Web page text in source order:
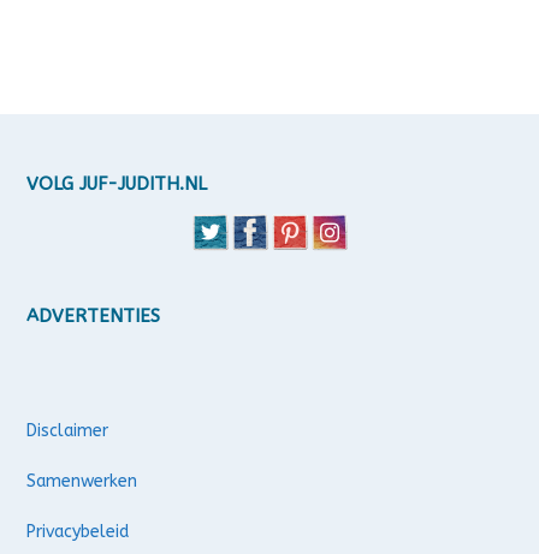
VOLG JUF-JUDITH.NL
ADVERTENTIES
Disclaimer
Samenwerken
Privacybeleid